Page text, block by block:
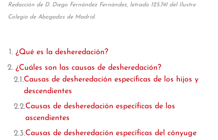
Redacción de D. Diego Fernández Fernández, letrado 125.741 del Ilustre
Colegio de Abogados de Madrid.
¿Qué es la desheredación?
¿Cuáles son las causas de desheredación?
Causas de desheredación específicas de los hijos y
descendientes
Causas de desheredación específicas de los
ascendientes
Causas de desheredación específicas del cónyuge